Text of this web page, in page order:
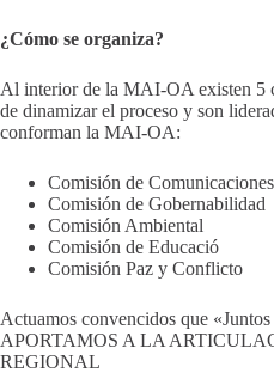
¿Cómo se organiza?
Al interior de la MAI-OA existen 5
de dinamizar el proceso y son
conforman la MAI-OA:
Comisión de Comunicaciones
Comisión de Gobernabilidad
Comisión Ambiental
Comisión de Educació
Comisión Paz y Conflicto
Actuamos convencidos que
APORTAMOS A LA
REGIONAL